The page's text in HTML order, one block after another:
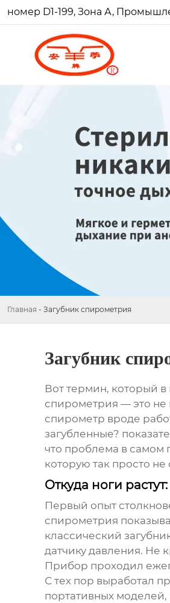
номер D1-199, Зона А,
Главная - Загубник спирометрия
Загубник
Вот термин, который в
спирометрия — это не
спирометр вроде
загубленные?
что проблема в самом
которую так просто
Откуда ноги
Первый опыт
спирометрия
классический
датчику давления. Не
Прибор проходил
С тех пор выработал
портативных